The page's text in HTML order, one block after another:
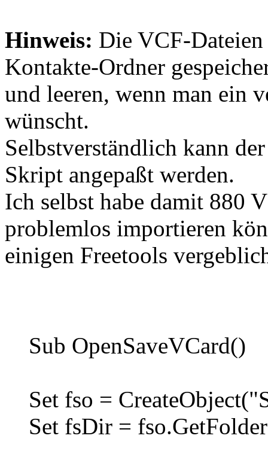
Hinweis: Die VCF-
Kontakte-Ordner
und leeren, wenn man ein
wünscht.
Selbstverständlich kann
Skript angepaßt werden.
Ich selbst habe damit 880
problemlos importieren
einigen Freetools
Sub OpenSaveVCard()
Set fso =
Set fsDir =